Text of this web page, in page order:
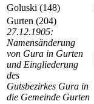
Goluski (148)
Gurten (204)
27.12.1905:
Namensänderung
von Gura in Gurten
und Eingliederung
des
Gutsbezirkes Gura in
die Gemeinde Gurten